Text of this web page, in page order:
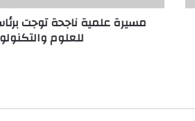
والتكنولوجيا
مسيرة علمية ناجحة توجت
للعلوم